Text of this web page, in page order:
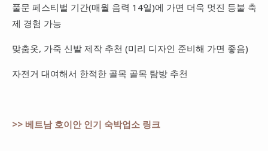
풀문 페스티벌 기간(매월 음력 14일)에 가면 더욱 멋진 등불 축
제 경험 가능
맞춤옷, 가죽 신발 제작 추천 (미리 디자인 준비해 가면 좋음)
자전거 대여해서 한적한 골목 골목 탐방 추천
>> 베트남 호이안 인기 숙박업소 링크